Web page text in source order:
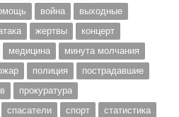
война
выходные
жертвы
концерт
медицина
минута молчания
полиция
пострадавшие
прокуратура
спасатели спорт
статистика